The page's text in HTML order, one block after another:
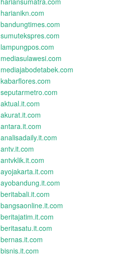
harianikn.com
bandungtimes.com
sumutekspres.com
lampungpos.com
mediasulawesi.com
mediajabodetabek.com
kabarflores.com
seputarmetro.com
aktual.it.com
akurat.it.com
antara.it.com
analisadaily.it.com
antv.it.com
antvklik.it.com
ayojakarta.it.com
ayobandung.it.com
beritabali.it.com
bangsaonline.it.com
beritajatim.it.com
beritasatu.it.com
bernas.it.com
bisnis.it.com